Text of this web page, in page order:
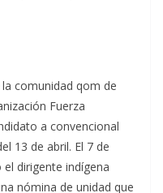
comunidad qom de
Fuerza
a convencional
13 de abril. El 7 de
dirigente indígena
nómina de unidad que